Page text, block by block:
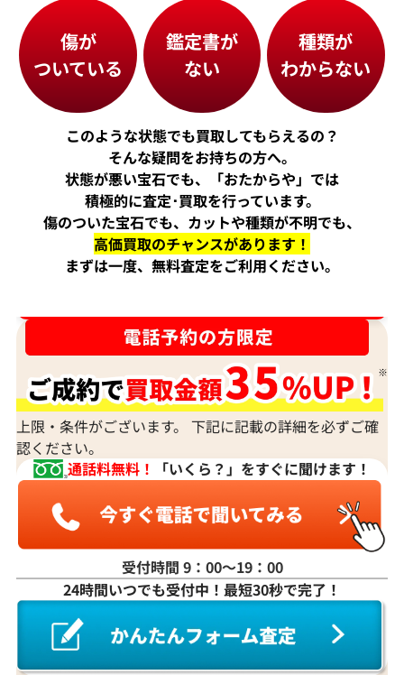
傷が
ついている
鑑定書が
ない
種類が
わからない
このような状態でも買取してもらえるの？
そんな疑問をお持ちの方へ。
状態が悪い宝石でも、「おたからや」では
積極的に査定･買取を行っています。
傷のついた宝石でも、カットや種類が不明でも、
高価買取のチャンスがあります！
まずは一度、無料査定をご利用ください。
上限・条件がございます。 下記に記載の詳細を必ずご確
認ください。
通話料無料！
「いくら？」をすぐに聞けます！
受付時間 9：00〜19：00
24時間いつでも受付中！最短30秒で完了！